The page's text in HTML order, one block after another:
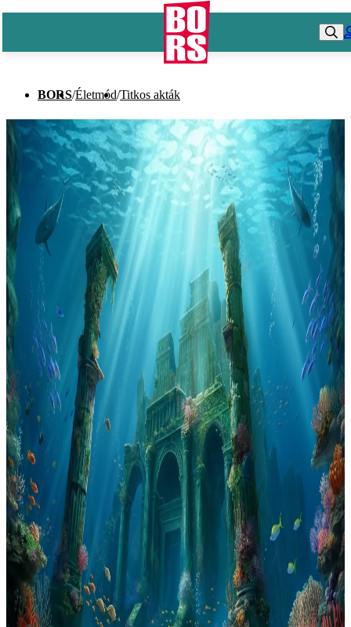
BORS/Életmód/Titkos akták